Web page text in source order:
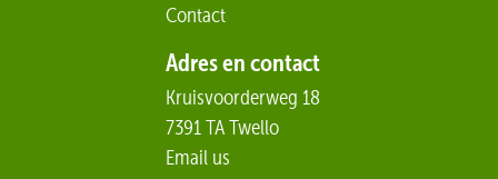
Contact
Adres en contact
Kruisvoorderweg 18
7391 TA Twello
Email us